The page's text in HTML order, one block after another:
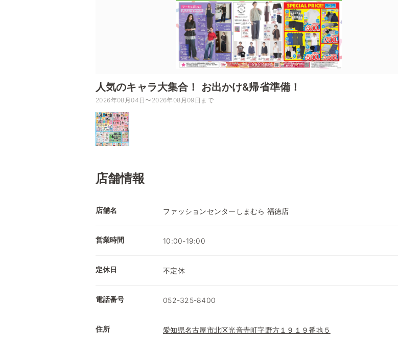
人気のキャラ大集合！ お出かけ&帰省準備！
2026年08月04日〜2026年08月09日まで
店舗情報
店舗名 ファッションセンターしまむら 福徳店
営業時間 10:00-19:00
定休日 不定休
電話番号 052-325-8400
住所 愛知県名古屋市北区光音寺町字野方１９１９番地５